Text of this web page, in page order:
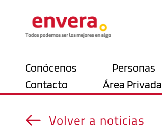
Conócenos Personas
Contacto
Área Privada
Volver a noticias